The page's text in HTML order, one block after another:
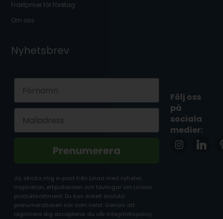
Fraktpriser för företag
Om oss
Nyhetsbrev
Prenumerera
Ja, skicka mig e-post från Linaa med nyheter,
inspiration, erbjudanden och tävlingar om Linaas
produktsortiment. Du kan enkelt avsluta
prenumerationen när som helst. Genom att
registrera dig accepterar du vår integritetspolicy.
Följ oss
på
sociala
medier: